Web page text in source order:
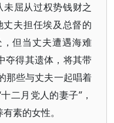
屈从过权势钱财之
夫担任埃及总督的
但当丈夫遭遇海难
夺得其遗体，将其带
那些与丈夫一起唱着
二月党人的妻子”，
素的女性。